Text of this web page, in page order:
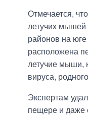
Отмечается,
летучих мышей
районов на
расположена
летучие мыши,
вируса,
Экспертам
пещере и даже